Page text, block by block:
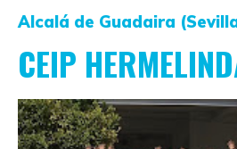
Alcalá de Guadaira
CEIP